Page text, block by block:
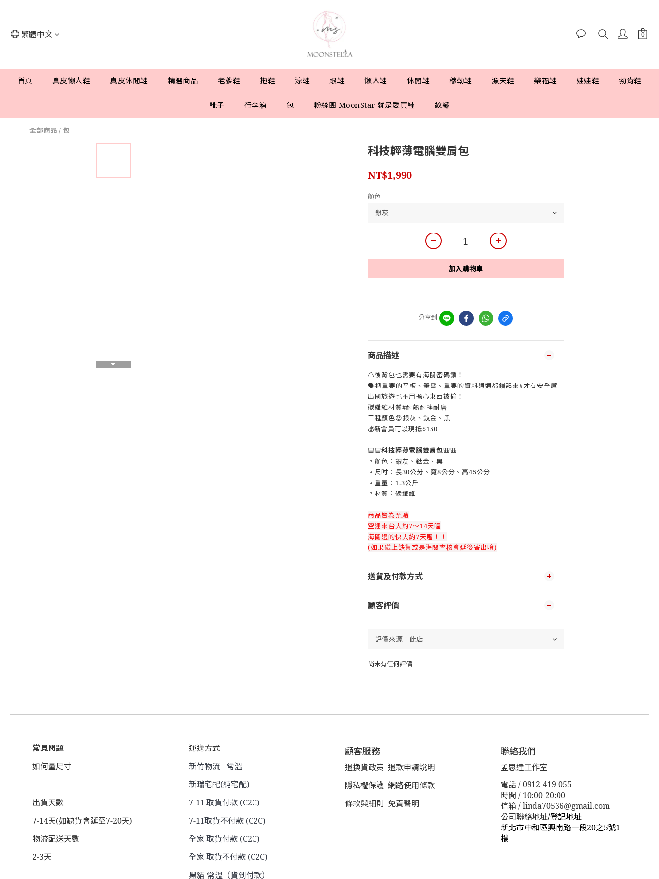
繁體中文
首頁 真皮懶人鞋 真皮休閒鞋 精選商品 老爹鞋 拖鞋 涼鞋 跟鞋 懶人鞋 休閒鞋 穆勒鞋 漁夫鞋 樂福鞋 娃娃鞋 勃肯鞋
靴子 行李箱 包 粉絲團 MoonStar 就是愛買鞋 紋繡
全部商品 / 包
科技輕薄電腦雙肩包
NT$1,990
顏色
加入購物車
分享到
商品描述
⚠️後背包也需要有海關密碼鎖！
🗣️把重要的平板、筆電、重要的資料通通都鎖起來#才有安全感
出國旅遊也不用擔心東西被偷！
碳纖維材質#耐熱耐摔耐磨
三種顏色😍銀灰、鈦金、黑
💰新會員可以現抵$150
🎒🎒科技輕薄電腦雙肩包🎒🎒
▫️顏色：銀灰、鈦金、黑
▫️尺吋：長30公分、寬8公分、高45公分
▫️重量：1.3公斤
▫️材質：碳纖維
商品皆為預購
空運來台大約7～14天喔
海關過的快大約7天喔！！
(如果碰上缺貨或是海關查核會延後寄出唷)
送貨及付款方式
顧客評價
尚未有任何評價
常見問題
如何量尺寸
出貨天數
7-14天(如缺貨會延至7-20天)
物流配送天數
2-3天
運送方式
新竹物流 - 常溫
新瑞宅配(純宅配)
7-11 取貨付款 (C2C)
7-11取貨不付款 (C2C)
全家 取貨付款 (C2C)
全家 取貨不付款 (C2C)
黑貓-常溫（貨到付款）
顧客服務
退換貨政策 退款申請說明
隱私權保護 網路使用條款
條款與細則 免責聲明
聯絡我們
孟思達工作室
電話 / 0912-419-055
時間 / 10:00-20:00
信箱 / linda70536@gmail.com
公司聯絡地址/登記地址
新北市中和區興南路一段20之5號1
樓